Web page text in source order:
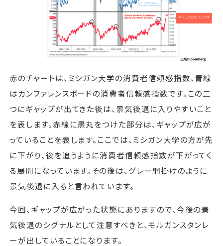
赤のチャートは、ミシガン大学の消費者信頼感指数、青線
はカンファレンスボードの消費者信頼感指数です。この二
つにギャップが出てきた後は、景気後退に入りやすいこと
を表します。赤線に黒丸をつけた部分は、ギャップが広が
っていることを表します。ここでは、ミシガン大学の方が先
に下がり、後を追うように消費者信頼感指数が下がってく
る展開になっています。その後は、グレー網掛けのように
景気後退に入ると言われています。
今回、ギャップが広がった状態にありますので、今後の景
気後退のシグナルとして注意すべきと、モルガンスタンレ
ーが出していることになります。